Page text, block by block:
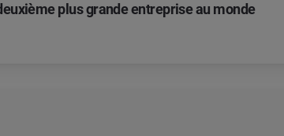
plus grande entreprise au monde